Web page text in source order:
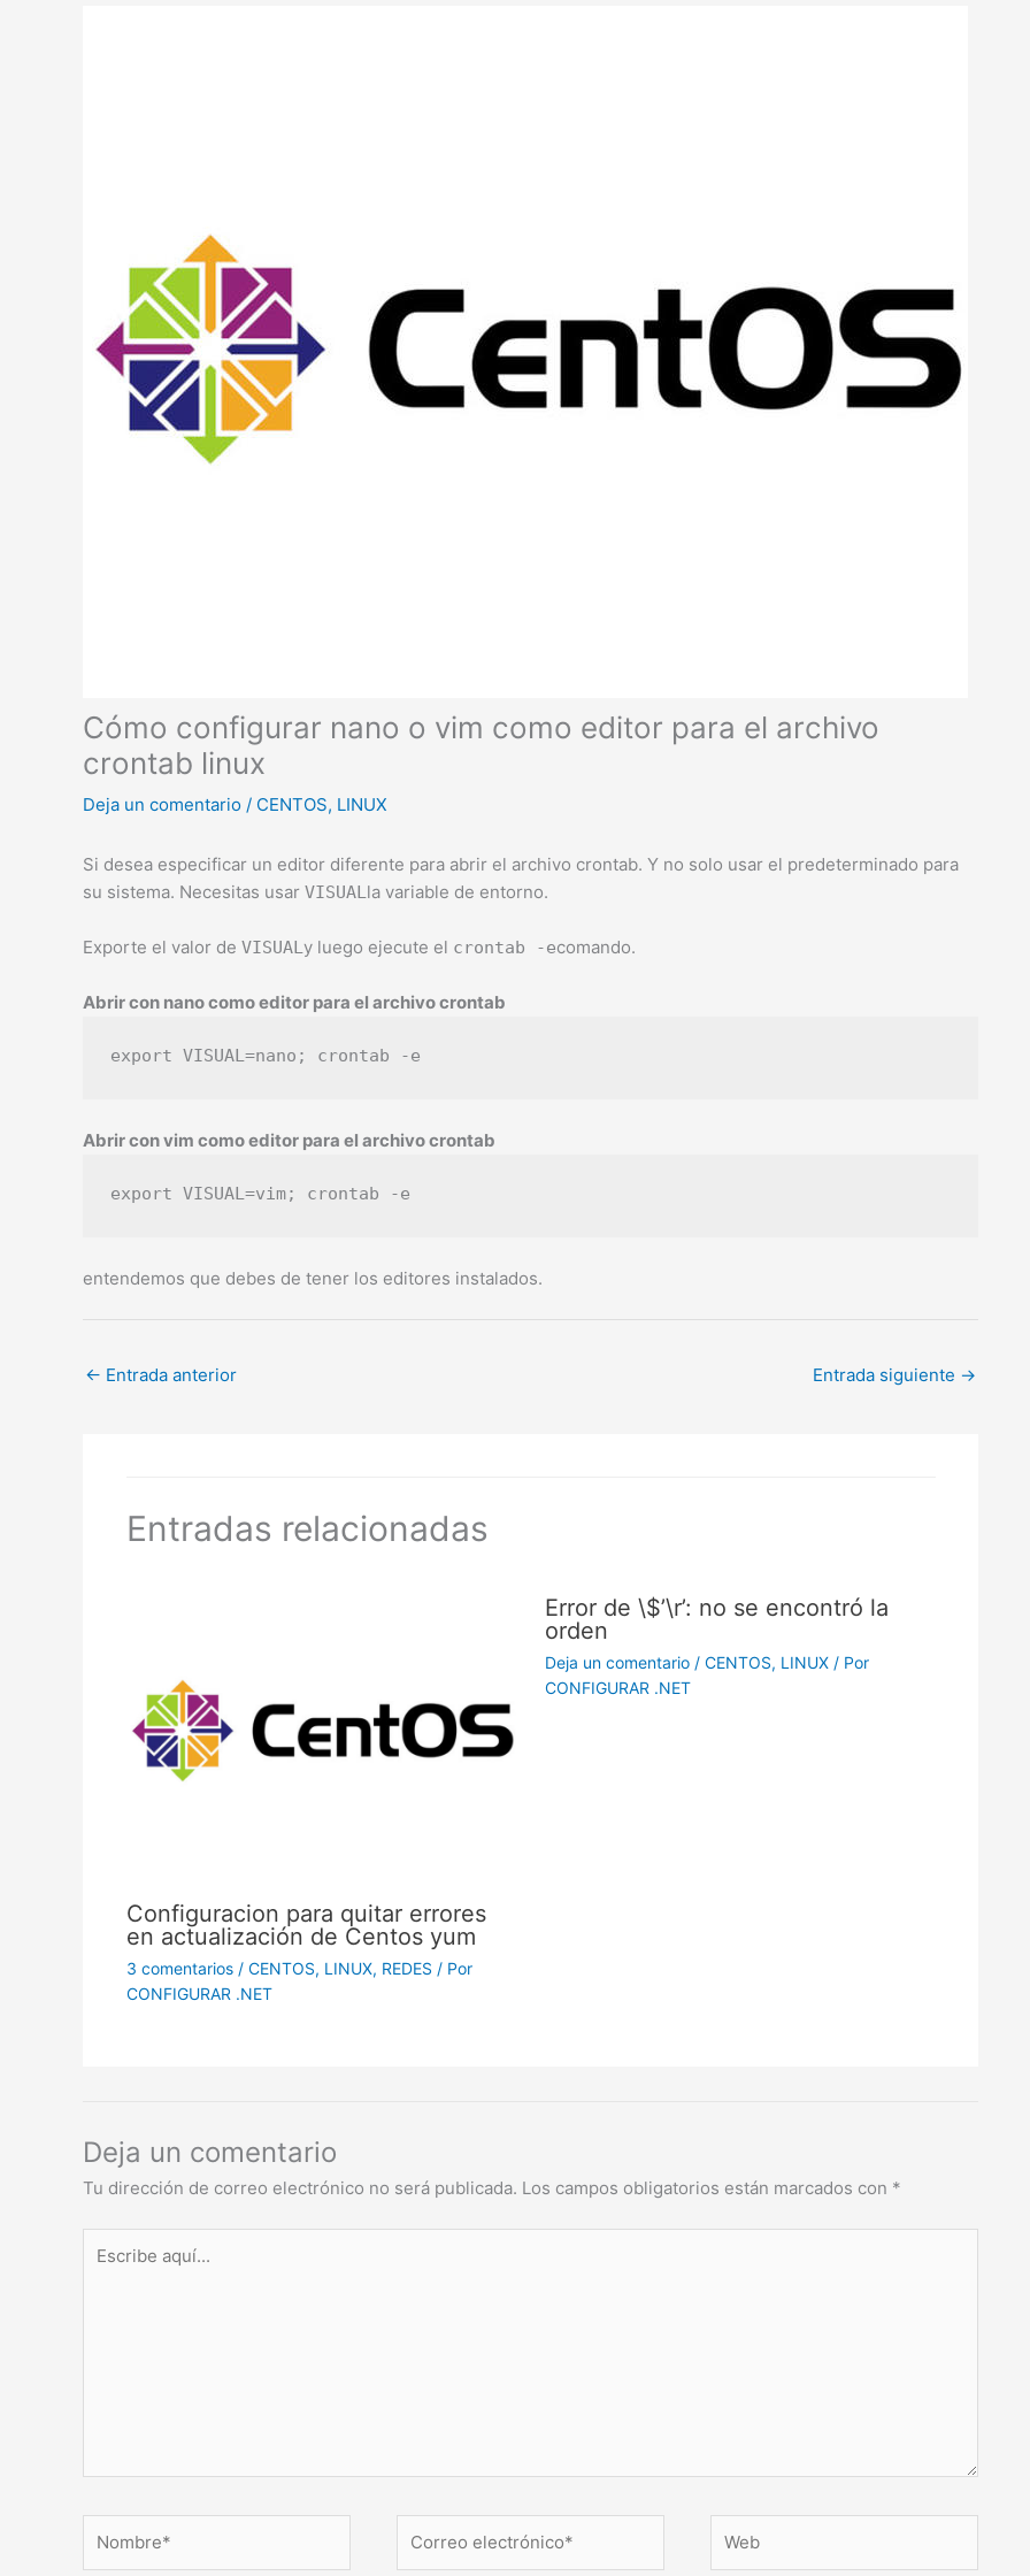
Cómo configurar nano o vim como editor para el archivo
crontab linux
Deja un comentario / CENTOS, LINUX
Si desea especificar un editor diferente para abrir el archivo crontab. Y no solo usar el predeterminado para
su sistema. Necesitas usar VISUALla variable de entorno.
Exporte el valor de VISUALy luego ejecute el crontab -ecomando.
Abrir con nano como editor para el archivo crontab
Abrir con vim como editor para el archivo crontab
entendemos que debes de tener los editores instalados.
← Entrada anterior Entrada siguiente →
Entradas relacionadas
Configuracion para quitar errores
en actualización de Centos yum
3 comentarios / CENTOS, LINUX, REDES / Por
CONFIGURAR .NET
Error de \$’\r’: no se encontró la
orden
Deja un comentario / CENTOS, LINUX / Por
CONFIGURAR .NET
Deja un comentario
Tu dirección de correo electrónico no será publicada. Los campos obligatorios están marcados con *
aquí...
electrónico*